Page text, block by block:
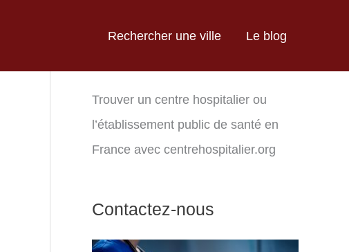
Rechercher une ville Le blog
Trouver un centre hospitalier ou
l’établissement public de santé en
France avec centrehospitalier.org
Contactez-nous